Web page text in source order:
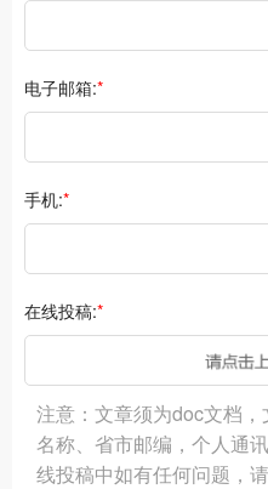
电子邮箱:*
手机:*
在线投稿:*
注意：文章须为doc文档
名称、省市邮编，个人通
线投稿中如有任何问题，